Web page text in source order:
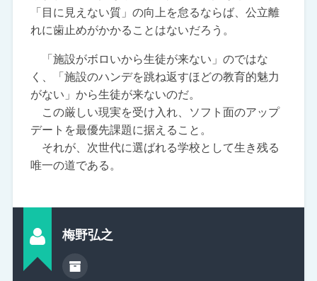
「目に見えない質」の向上を怠るならば、公立離
れに歯止めがかかることはないだろう。
「施設がボロいから生徒が来ない」のではな
く、「施設のハンデを跳ね返すほどの教育的魅力
がない」から生徒が来ないのだ。
この厳しい現実を受け入れ、ソフト面のアップ
デートを最優先課題に据えること。
それが、次世代に選ばれる学校として生き残る
唯一の道である。
梅野弘之